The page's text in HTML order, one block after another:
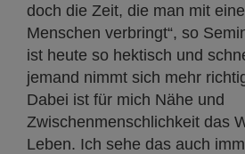
doch die Zeit, die man mit
Menschen verbringt“, so
ist heute so hektisch und
jemand nimmt sich mehr
Dabei ist für mich Nähe und
Zwischenmenschlichkeit das
Leben. Ich sehe das auch